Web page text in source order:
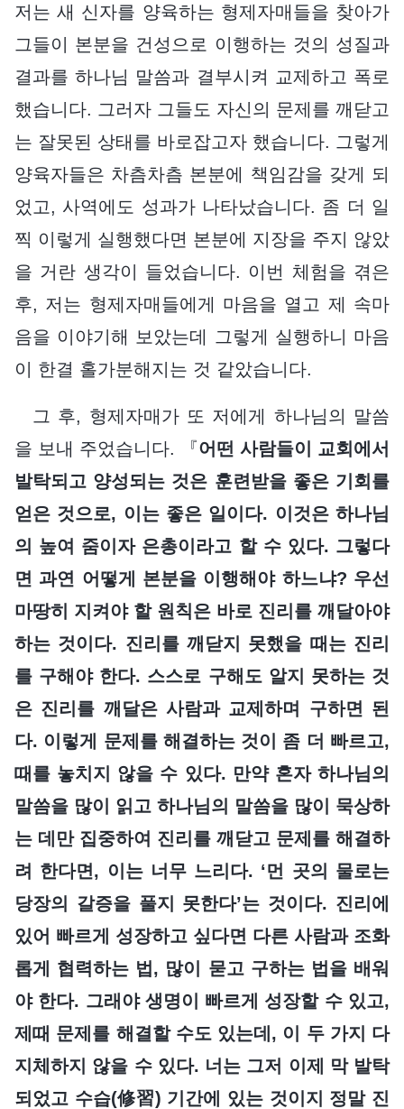
저는 새 신자를 양육하는 형제자매들을 찾아가
그들이 본분을 건성으로 이행하는 것의 성질과
결과를 하나님 말씀과 결부시켜 교제하고 폭로
했습니다. 그러자 그들도 자신의 문제를 깨닫고
는 잘못된 상태를 바로잡고자 했습니다. 그렇게
양육자들은 차츰차츰 본분에 책임감을 갖게 되
었고, 사역에도 성과가 나타났습니다. 좀 더 일
찍 이렇게 실행했다면 본분에 지장을 주지 않았
을 거란 생각이 들었습니다. 이번 체험을 겪은
후, 저는 형제자매들에게 마음을 열고 제 속마
음을 이야기해 보았는데 그렇게 실행하니 마음
이 한결 홀가분해지는 것 같았습니다.
그 후, 형제자매가 또 저에게 하나님의 말씀
을 보내 주었습니다. 『어떤 사람들이 교회에서
발탁되고 양성되는 것은 훈련받을 좋은 기회를
얻은 것으로, 이는 좋은 일이다. 이것은 하나님
의 높여 줌이자 은총이라고 할 수 있다. 그렇다
면 과연 어떻게 본분을 이행해야 하느냐? 우선
마땅히 지켜야 할 원칙은 바로 진리를 깨달아야
하는 것이다. 진리를 깨닫지 못했을 때는 진리
를 구해야 한다. 스스로 구해도 알지 못하는 것
은 진리를 깨달은 사람과 교제하며 구하면 된
다. 이렇게 문제를 해결하는 것이 좀 더 빠르고,
때를 놓치지 않을 수 있다. 만약 혼자 하나님의
말씀을 많이 읽고 하나님의 말씀을 많이 묵상하
는 데만 집중하여 진리를 깨닫고 문제를 해결하
려 한다면, 이는 너무 느리다. ‘먼 곳의 물로는
당장의 갈증을 풀지 못한다’는 것이다. 진리에
있어 빠르게 성장하고 싶다면 다른 사람과 조화
롭게 협력하는 법, 많이 묻고 구하는 법을 배워
야 한다. 그래야 생명이 빠르게 성장할 수 있고,
제때 문제를 해결할 수도 있는데, 이 두 가지 다
지체하지 않을 수 있다. 너는 그저 이제 막 발탁
되었고 수습(修習) 기간에 있는 것이지 정말 진